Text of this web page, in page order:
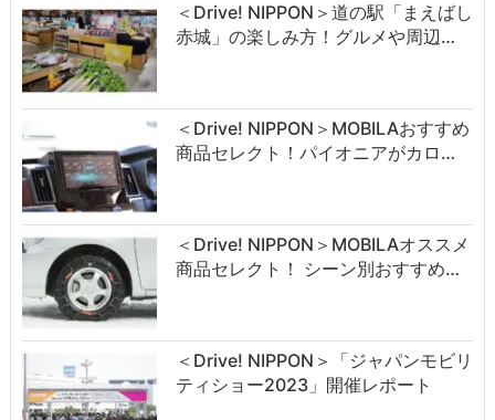
＜Drive! NIPPON＞道の駅「まえばし
赤城」の楽しみ方！グルメや周辺…
＜Drive! NIPPON＞MOBILAおすすめ
商品セレクト！パイオニアがカロ…
＜Drive! NIPPON＞MOBILAオススメ
商品セレクト！ シーン別おすすめ…
＜Drive! NIPPON＞「ジャパンモビリ
ティショー2023」開催レポート